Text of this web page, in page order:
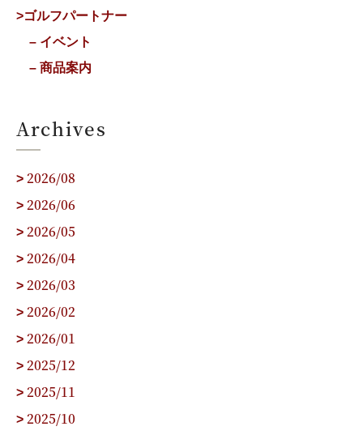
>ゴルフパートナー
– イベント
– 商品案内
Archives
> 2026/08
> 2026/06
> 2026/05
> 2026/04
> 2026/03
> 2026/02
> 2026/01
> 2025/12
> 2025/11
> 2025/10